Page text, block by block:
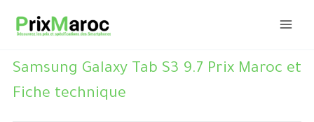
Samsung Galaxy Tab S3 9.7 Prix Maroc et
Fiche technique